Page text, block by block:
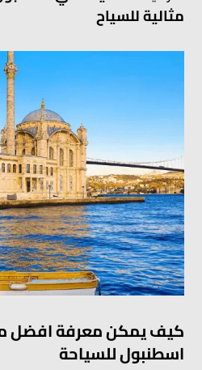
مثالية للسياح
كيف يمكن معرفة افضل
اسطنبول للسياحة